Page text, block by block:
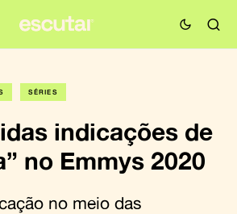
SÉRIES
indicações de
no Emmys 2020
no meio das